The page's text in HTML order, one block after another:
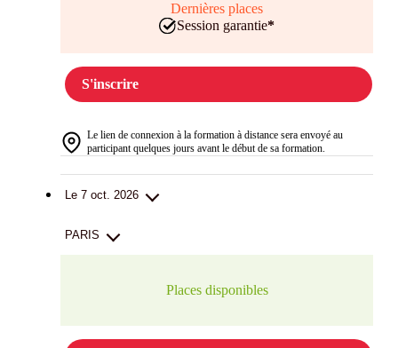
Dernières places
Session garantie*
S'inscrire
Le lien de connexion à la formation à distance sera envoyé au
participant quelques jours avant le début de sa formation.
Le 7 oct. 2026
PARIS
Places disponibles